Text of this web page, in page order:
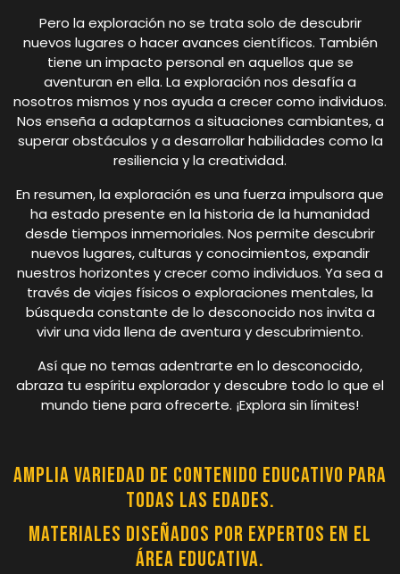
Pero la exploración no se trata solo de descubrir
nuevos lugares o hacer avances científicos. También
tiene un impacto personal en aquellos que se
aventuran en ella. La exploración nos desafía a
nosotros mismos y nos ayuda a crecer como individuos.
Nos enseña a adaptarnos a situaciones cambiantes, a
superar obstáculos y a desarrollar habilidades como la
resiliencia y la creatividad.
En resumen, la exploración es una fuerza impulsora que
ha estado presente en la historia de la humanidad
desde tiempos inmemoriales. Nos permite descubrir
nuevos lugares, culturas y conocimientos, expandir
nuestros horizontes y crecer como individuos. Ya sea a
través de viajes físicos o exploraciones mentales, la
búsqueda constante de lo desconocido nos invita a
vivir una vida llena de aventura y descubrimiento.
Así que no temas adentrarte en lo desconocido,
abraza tu espíritu explorador y descubre todo lo que el
mundo tiene para ofrecerte. ¡Explora sin límites!
Amplia variedad de contenido educativo para
todas las edades.
Materiales diseñados por expertos en el
área educativa.